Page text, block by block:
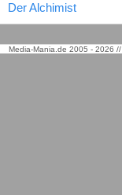
Der Alchimist
Media-Mania.de 2005 - 2026 //